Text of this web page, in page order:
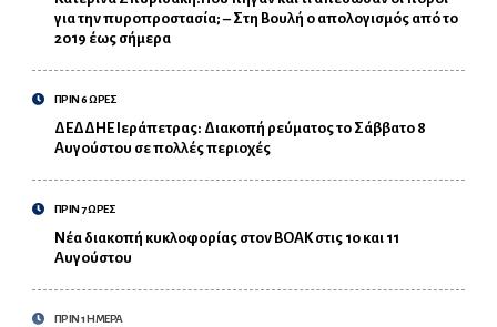
για την πυροπροστασία; – Στη Βουλή ο απολογισμός από το
2019 έως σήμερα
ΠΡΙΝ 6 ΩΡΕΣ
ΔΕΔΔΗΕ Ιεράπετρας: Διακοπή ρεύματος το Σάββατο 8
Αυγούστου σε πολλές περιοχές
ΠΡΙΝ 7 ΩΡΕΣ
Νέα διακοπή κυκλοφορίας στον ΒΟΑΚ στις 10 και 11
Αυγούστου
ΠΡΙΝ 1 ΗΜΕΡΑ